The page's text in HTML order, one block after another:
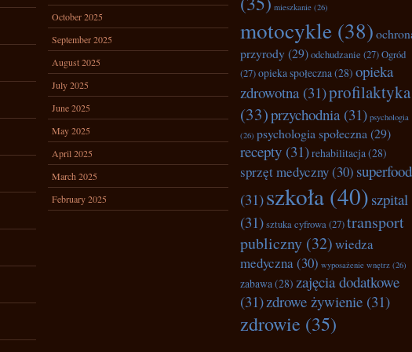
October 2025
September 2025
August 2025
July 2025
June 2025
May 2025
April 2025
March 2025
February 2025
mieszkanie (26)
motocykle (38)
przyrody(29)odchudzanie (27)Ogród
(27)opieka społeczna(28) opieka
zdrowotna(31)profilaktyka
(33)przychodnia(31) psychologia
(26) psychologia społeczna (29)
recepty (31)rehabilitacja(28)
sprzęt medyczny(30)
(31)szkoła (40) szpital
(31)sztuka cyfrowa(27)transport
publiczny (32)wiedza
medyczna(30) wyposażenie wnętrz (26)
zabawa(28) zajęcia dodatkowe
(31)zdrowe żywienie (31)
zdrowie (35)